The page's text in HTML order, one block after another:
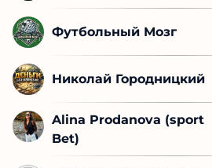
Футбольный Мозг
Николай Городницкий
Alina Prodanova (sport
Bet)